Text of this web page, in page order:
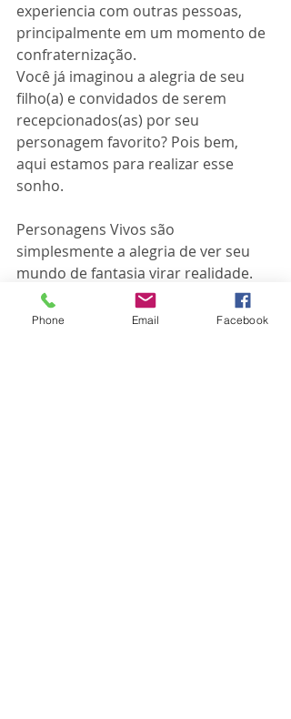
experiencia com outras pessoas,
principalmente em um momento de
confraternização.
Você já imaginou a alegria de seu
filho(a) e convidados de serem
recepcionados(as) por seu
personagem favorito? Pois bem,
aqui estamos para realizar esse
sonho.
Personagens Vivos são
simplesmente a alegria de ver seu
mundo de fantasia virar realidade.
Phone Email Facebook